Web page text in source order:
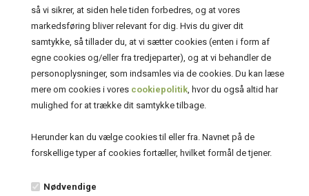
så vi sikrer, at siden hele tiden forbedres, og at vores
markedsføring bliver relevant for dig. Hvis du giver dit
samtykke, så tillader du, at vi sætter cookies (enten i form af
egne cookies og/eller fra tredjeparter), og at vi behandler de
personoplysninger, som indsamles via de cookies. Du kan læse
mere om cookies i vores cookiepolitik , hvor du også altid har
mulighed for at trække dit samtykke tilbage.
Herunder kan du vælge cookies til eller fra. Navnet på de
forskellige typer af cookies fortæller, hvilket formål de tjener.
Nødvendige
PinotageShoppen
4654 Faxe Ladeplads